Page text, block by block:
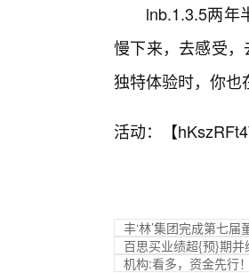
lnb.1.3.5两年
慢下来，去感受
独特体验时，你也
活动：【
丰‘林’集团完成第七
百思买业绩超{预}期并
机构:看多，资金先行